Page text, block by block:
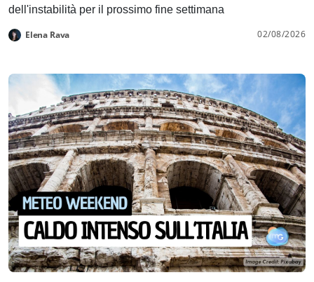
dell'instabilità per il prossimo fine settimana
Elena Rava 02/08/2026